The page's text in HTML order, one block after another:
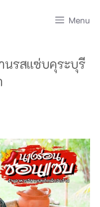
Menu
นรสแซ่บคุระบุรี